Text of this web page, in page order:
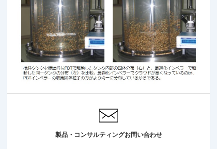
製品・コンサルティングお問い合わせ